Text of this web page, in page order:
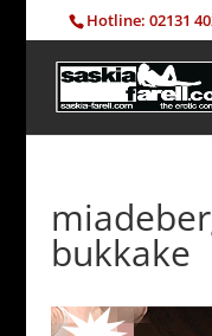
Hotline: 02131
bukkake